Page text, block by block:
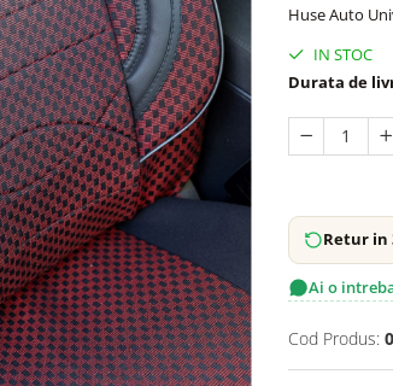
Huse Auto
IN STOC
Durata de
Retur in
Ai o
Cod Produs: